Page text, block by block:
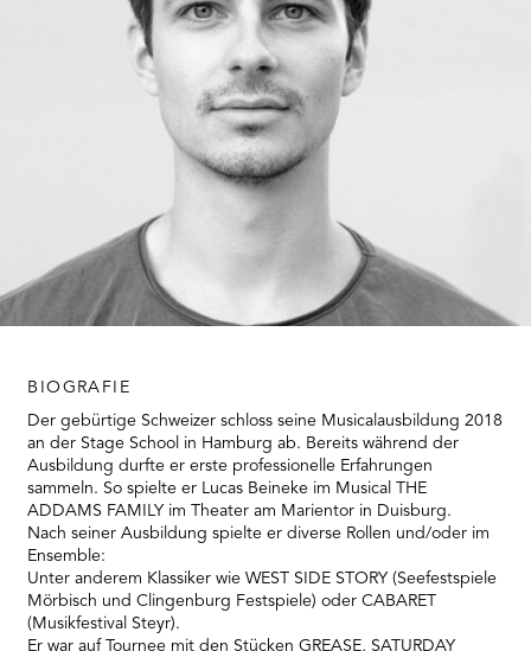
BIOGRAFIE
Der gebürtige Schweizer schloss seine Musicalausbildung 2018
an der Stage School in Hamburg ab. Bereits während der
Ausbildung durfte er erste professionelle Erfahrungen
sammeln. So spielte er Lucas Beineke im Musical THE
ADDAMS FAMILY im Theater am Marientor in Duisburg.
Nach seiner Ausbildung spielte er diverse Rollen und/oder im
Ensemble:
Unter anderem Klassiker wie WEST SIDE STORY (Seefestspiele
Mörbisch und Clingenburg Festspiele) oder CABARET
(Musikfestival Steyr).
Er war auf Tournee mit den Stücken GREASE, SATURDAY